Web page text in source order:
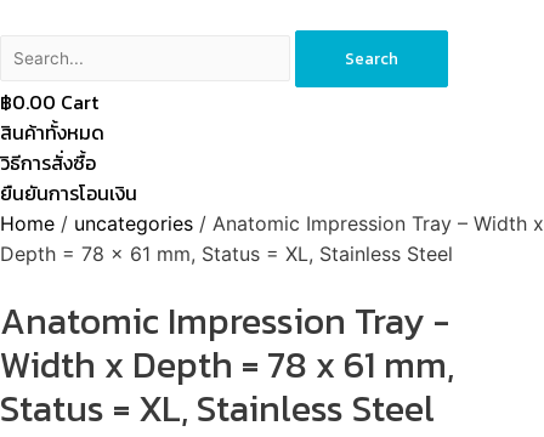
Search
฿0.00 Cart
สินค้าทั้งหมด
วิธีการสั่งซื้อ
ยืนยันการโอนเงิน
Home / uncategories / Anatomic Impression Tray – Width x
Depth = 78 x 61 mm, Status = XL, Stainless Steel
Anatomic Impression Tray -
Width x Depth = 78 x 61 mm,
Status = XL, Stainless Steel